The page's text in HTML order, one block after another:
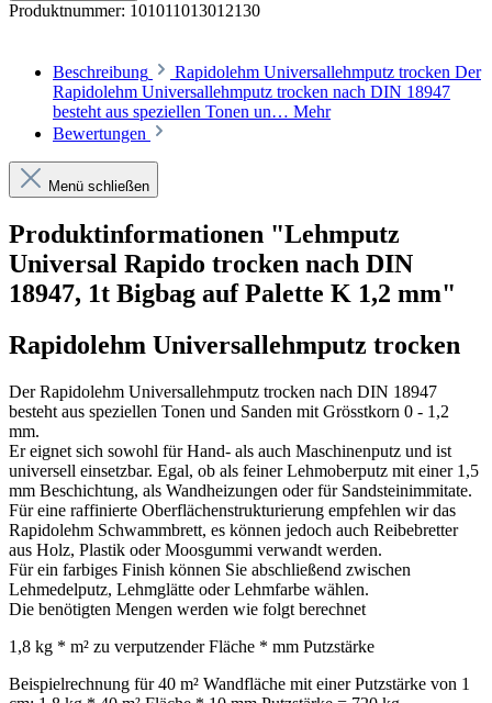
Produktnummer: 101011013012130
Beschreibung
Rapidolehm Universallehmputz trocken Der
Rapidolehm Universallehmputz trocken nach DIN 18947
besteht aus speziellen Tonen un… Mehr
Bewertungen
Menü schließen
Produktinformationen "Lehmputz
Universal Rapido trocken nach DIN
18947, 1t Bigbag auf Palette K 1,2 mm"
Rapidolehm Universallehmputz trocken
Der Rapidolehm Universallehmputz trocken nach DIN 18947
besteht aus speziellen Tonen und Sanden mit Grösstkorn 0 - 1,2
mm.
Er eignet sich sowohl für Hand- als auch Maschinenputz und ist
universell einsetzbar. Egal, ob als feiner Lehmoberputz mit einer 1,5
mm Beschichtung, als Wandheizungen oder für Sandsteinimmitate.
Für eine raffinierte Oberflächenstrukturierung empfehlen wir das
Rapidolehm Schwammbrett, es können jedoch auch Reibebretter
aus Holz, Plastik oder Moosgummi verwandt werden.
Für ein farbiges Finish können Sie abschließend zwischen
Lehmedelputz, Lehmglätte oder Lehmfarbe wählen.
Die benötigten Mengen werden wie folgt berechnet
1,8 kg * m² zu verputzender Fläche * mm Putzstärke
Beispielrechnung für 40 m² Wandfläche mit einer Putzstärke von 1